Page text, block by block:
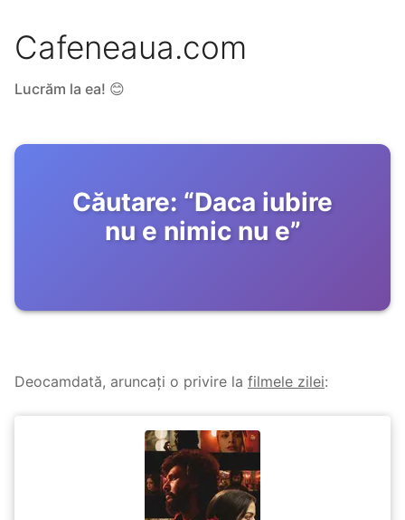
Cafeneaua.com
Lucrăm la ea! 😊
Căutare: “Daca iubire
nu e nimic nu e”
Deocamdată, aruncați o privire la filmele zilei: